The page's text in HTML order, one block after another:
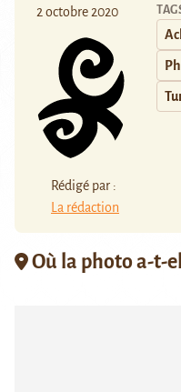
2 octobre 2020
Rédigé par :
La rédaction
Où la photo a-t-